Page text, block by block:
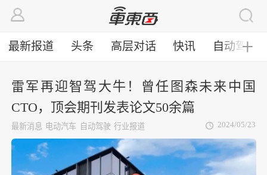
最新报道 头条 高层对话 快讯 自动驾驶
╋
雷军再迎智驾大牛！曾任图森未来中国
CTO，顶会期刊发表论文50余篇
最新消息 电动汽车 自动驾驶 行业报道 2024/05/23